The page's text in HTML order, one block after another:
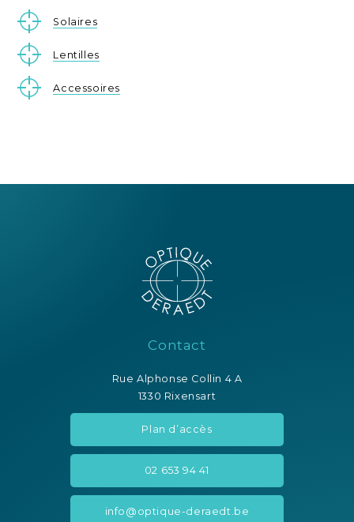
Solaires
Lentilles
Accessoires
Contact
Rue Alphonse Collin 4 A
1330 Rixensart
Plan d’accès
02 653 94 41
info@optique-deraedt.be